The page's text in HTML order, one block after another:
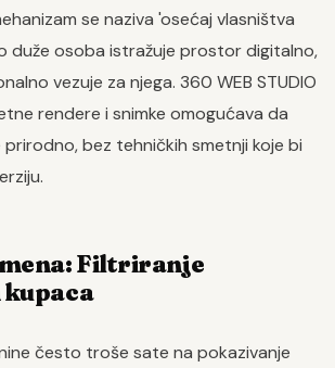
se naziva 'osećaj vlasništva
duže osoba istražuje prostor digitalno,
vezuje za njega. 360 WEB STUDIO
rendere i snimke omogućava da
bez tehničkih smetnji koje bi
Filtriranje
često troše sate na pokazivanje